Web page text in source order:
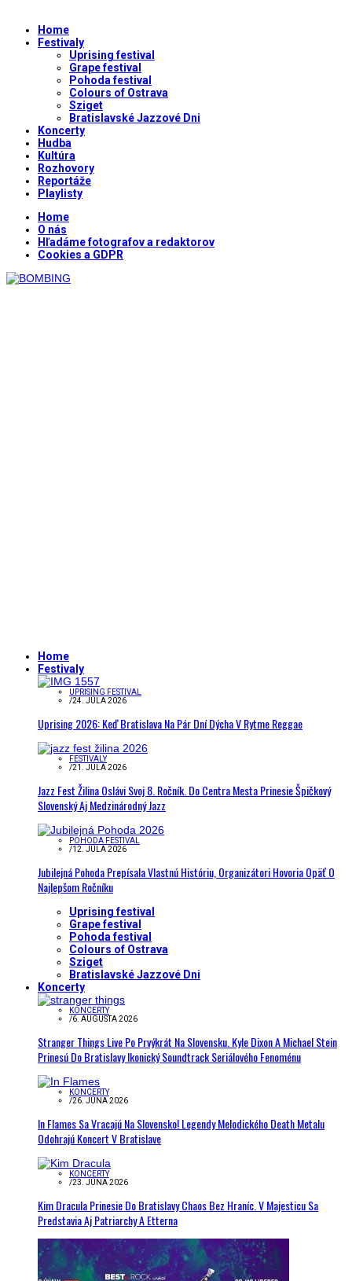
Home
Festivaly
Uprising festival
Grape festival
Pohoda festival
Colours of Ostrava
Sziget
Bratislavské Jazzové Dni
Koncerty
Hudba
Kultúra
Rozhovory
Reportáže
Playlisty
Home
O nás
Hľadáme fotografov a redaktorov
Cookies a GDPR
Home
Festivaly
UPRISING FESTIVAL
/24. JÚLA 2026
Uprising 2026: Keď Bratislava Na Pár Dní Dýcha V Rytme Reggae
FESTIVALY
/21. JÚLA 2026
Jazz Fest Žilina Oslávi Svoj 8. Ročník. Do Centra Mesta Prinesie Špičkový
Slovenský Aj Medzinárodný Jazz
POHODA FESTIVAL
/12. JÚLA 2026
Jubilejná Pohoda Prepísala Vlastnú Históriu, Organizátori Hovoria Opäť O
Najlepšom Ročníku
Uprising festival
Grape festival
Pohoda festival
Colours of Ostrava
Sziget
Bratislavské Jazzové Dni
Koncerty
KONCERTY
/6. AUGUSTA 2026
Stranger Things Live Po Prvýkrát Na Slovensku. Kyle Dixon A Michael Stein
Prinesú Do Bratislavy Ikonický Soundtrack Seriálového Fenoménu
KONCERTY
/26. JÚNA 2026
In Flames Sa Vracajú Na Slovensko! Legendy Melodického Death Metalu
Odohrajú Koncert V Bratislave
KONCERTY
/23. JÚNA 2026
Kim Dracula Prinesie Do Bratislavy Chaos Bez Hraníc. V Majesticu Sa
Predstavia Aj Patriarchy A Etterna